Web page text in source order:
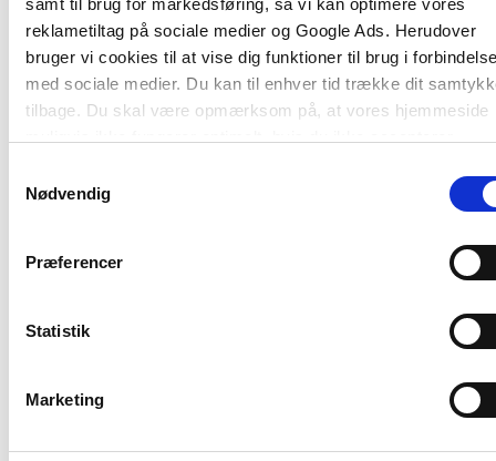
samt til brug for markedsføring, så vi kan optimere vores
reklametiltag på sociale medier og Google Ads. Herudover
bruger vi cookies til at vise dig funktioner til brug i
med sociale medier. Du kan til enhver tid trække dit
tilbage. Du skal være opmærksom på, at vores hjemmeside
Nødvendig
Præferencer
Statistik
Marketing
Softcover
Softcover
Rummelighed i